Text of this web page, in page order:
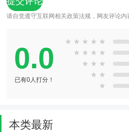
请自觉遵守互联网相关政策法规，网友评论内
0.0
已有0人打分！
★ ★ ★ ★ ★
★ ★ ★ ★
★ ★ ★
★ ★
★
本类最新